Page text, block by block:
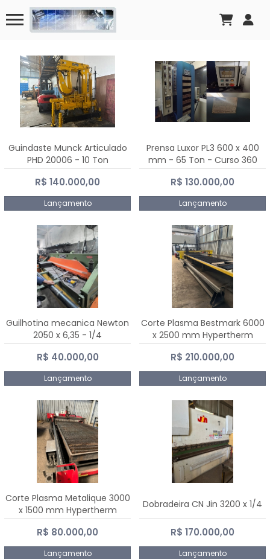
Guindaste Munck Articulado
PHD 20006 - 10 Ton
R$ 140.000,00
Lançamento
Prensa Luxor PL3 600 x 400
mm - 65 Ton - Curso 360
mm
R$ 130.000,00
Lançamento
Guilhotina mecanica Newton
2050 x 6,35 - 1/4
R$ 40.000,00
Lançamento
Corte Plasma Bestmark 6000
x 2500 mm Hypertherm
MaxPro 200
R$ 210.000,00
Lançamento
Corte Plasma Metalique 3000
x 1500 mm Hypertherm
Powermax 45 xp
R$ 80.000,00
Lançamento
Dobradeira CN Jin 3200 x 1/4
R$ 170.000,00
Lançamento